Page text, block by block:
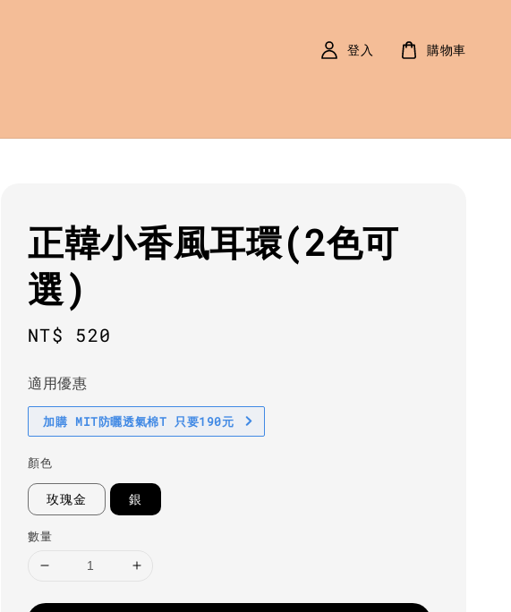
登入 購物車
正韓小香風耳環(2色可
選)
Regular
NT$ 520
適用優惠
加購 MIT防曬透氣棉T 只要190元
顏色
玫瑰金 銀
數量